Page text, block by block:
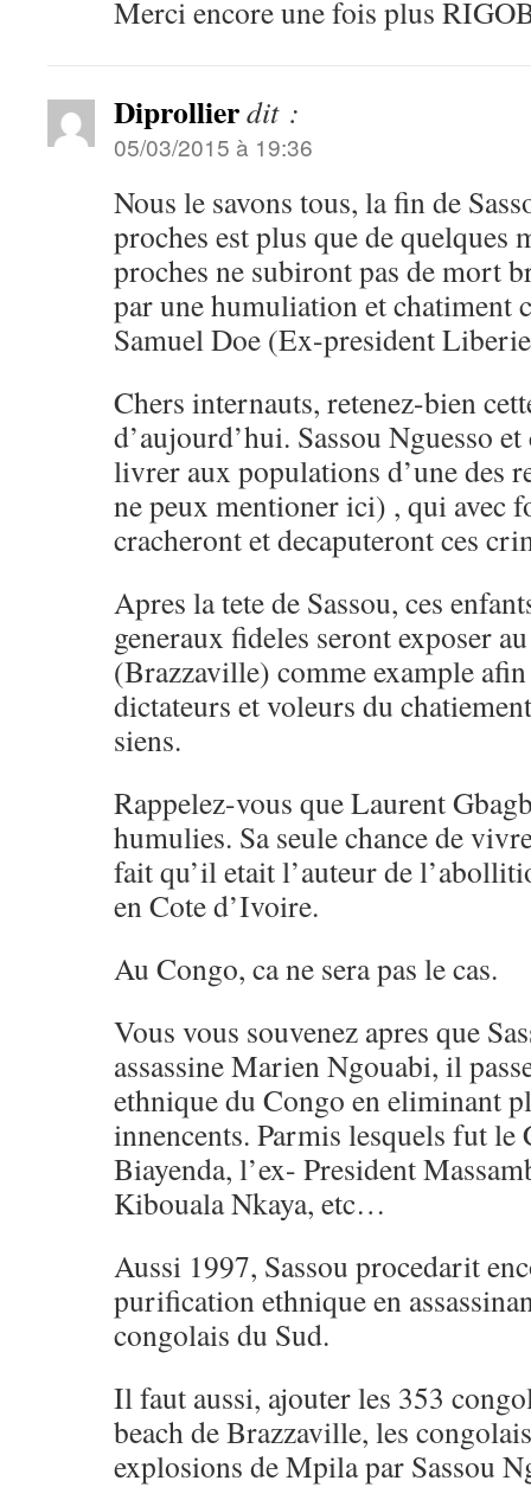
Merci encore une fois plus
Diprollierdit :
05/03/2015 à 19:36
Nous le savons tous, la fin de
proches est plus que de quelques
proches ne subiront pas de mort
par une humuliation et chatiment
Samuel Doe (Ex-president
Chers internauts, retenez-bien
d’aujourd’hui. Sassou Nguesso
livrer aux populations d’une des
ne peux mentioner ici) , qui avec
cracheront et decaputeront ces
Apres la tete de Sassou, ces
generaux fideles seront exposer
(Brazzaville) comme example
dictateurs et voleurs du
siens.
Rappelez-vous que Laurent
humulies. Sa seule chance de
fait qu’il etait l’auteur de
en Cote d’Ivoire.
Au Congo, ca ne sera pas le cas.
Vous vous souvenez apres que
assassine Marien Ngouabi, il
ethnique du Congo en eliminant
innencents. Parmis lesquels fut
Biayenda, l’ex- President
Kibouala Nkaya, etc…
Aussi 1997, Sassou procedarit
purification ethnique en
congolais du Sud.
Il faut aussi, ajouter les 353
beach de Brazzaville, les
explosions de Mpila par Sassou